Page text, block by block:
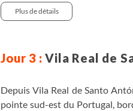
Plus de détails
Vila Real de
Depuis Vila Real de Santo
pointe sud-est du Portugal,